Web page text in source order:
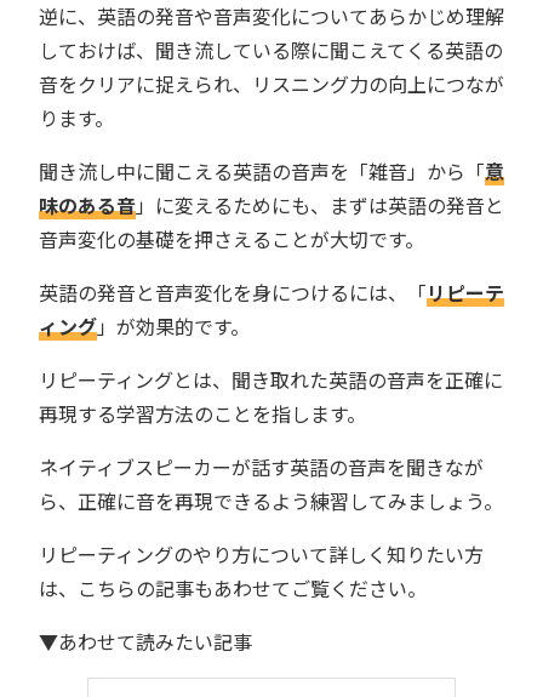
逆に、英語の発音や音声変化についてあらかじめ理解
しておけば、聞き流している際に聞こえてくる英語の
音をクリアに捉えられ、リスニング力の向上につなが
ります。
聞き流し中に聞こえる英語の音声を「雑音」から「意
味のある音」に変えるためにも、まずは英語の発音と
音声変化の基礎を押さえることが大切です。
英語の発音と音声変化を身につけるには、「リピーテ
ィング」が効果的です。
リピーティングとは、聞き取れた英語の音声を正確に
再現する学習方法のことを指します。
ネイティブスピーカーが話す英語の音声を聞きなが
ら、正確に音を再現できるよう練習してみましょう。
リピーティングのやり方について詳しく知りたい方
は、こちらの記事もあわせてご覧ください。
▼あわせて読みたい記事